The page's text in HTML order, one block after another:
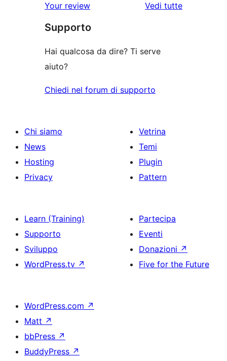
stelle
2-
stelle
recensioni
a
Your review
Vedi tutte
Supporto
Hai qualcosa da dire? Ti serve
aiuto?
Chiedi nel forum di supporto
Chi siamo
News
Hosting
Privacy
Vetrina
Temi
Plugin
Pattern
Learn (Training)
Supporto
Sviluppo
WordPress.tv ↗
Partecipa
Eventi
Donazioni ↗
Five for the Future
WordPress.com ↗
Matt ↗
bbPress ↗
BuddyPress ↗